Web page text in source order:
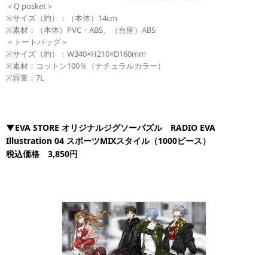
＜Q posket＞
※サイズ（約）：（本体）14cm
※素材：（本体）PVC・ABS、（台座）ABS
＜トートバッグ＞
※サイズ（約）：W340×H210×D160mm
※素材：コットン100％（ナチュラルカラー）
※容量：7L
▼EVA STORE オリジナルジグソーパズル RADIO EVA
Illustration 04 スポーツMIXスタイル（1000ピース）
税込価格 3,850円